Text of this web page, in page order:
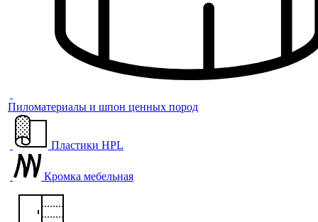
Пиломатериалы и шпон ценных пород
Пластики HPL
Кромка мебельная